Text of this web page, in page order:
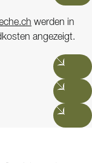
werden in
angezeigt.